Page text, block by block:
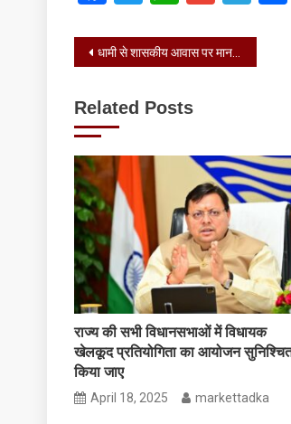
Post
धामी से शासकीय आवास पर माननीय कैबिनेट मंत्री गणेश जोशी ने भेंट की
Related Posts
राज्य की सभी विधानसभाओं में विधायक
खेलकूद प्रतियोगिता का आयोजन
किया जाए
April 18, 2025 markettadka